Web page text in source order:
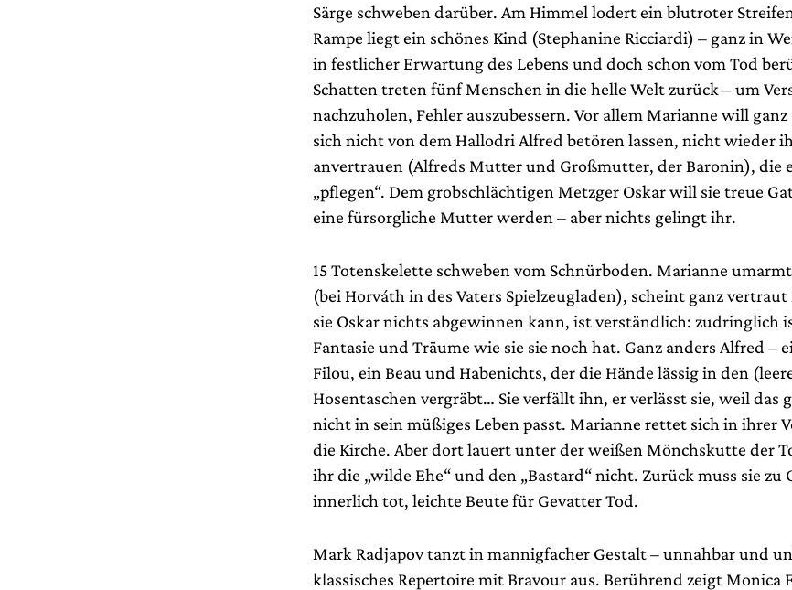
Särge schweben darüber. Am Himmel lodert ein blutroter
Rampe liegt ein schönes Kind (Stephanine Ricciardi) – ganz in
in festlicher Erwartung des Lebens und doch schon vom Tod
Schatten treten fünf Menschen in die helle Welt zurück – um
nachzuholen, Fehler auszubessern. Vor allem Marianne will ganz
sich nicht von dem Hallodri Alfred betören lassen, nicht wieder
anvertrauen (Alfreds Mutter und Großmutter, der Baronin), die
„pflegen“. Dem grobschlächtigen Metzger Oskar will sie treue
eine fürsorgliche Mutter werden – aber nichts gelingt ihr.
15 Totenskelette schweben vom Schnürboden. Marianne
(bei Horváth in des Vaters Spielzeugladen), scheint ganz
sie Oskar nichts abgewinnen kann, ist verständlich: zudringlich
Fantasie und Träume wie sie sie noch hat. Ganz anders Alfred –
Filou, ein Beau und Habenichts, der die Hände lässig in den
Hosentaschen vergräbt… Sie verfällt ihn, er verlässt sie, weil das
nicht in sein müßiges Leben passt. Marianne rettet sich in ihrer
die Kirche. Aber dort lauert unter der weißen Mönchskutte der
ihr die „wilde Ehe“ und den „Bastard“ nicht. Zurück muss sie zu
innerlich tot, leichte Beute für Gevatter Tod.
Mark Radjapov tanzt in mannigfacher Gestalt – unnahbar und
klassisches Repertoire mit Bravour aus. Berührend zeigt Monica